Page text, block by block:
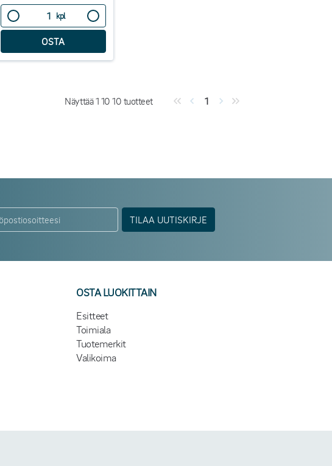
kpl
Näyttää1 10 10 tuotteet 1
TILAA UUTISKIRJE
OSTA LUOKITTAIN
Esitteet
Toimiala
Tuotemerkit
Valikoima